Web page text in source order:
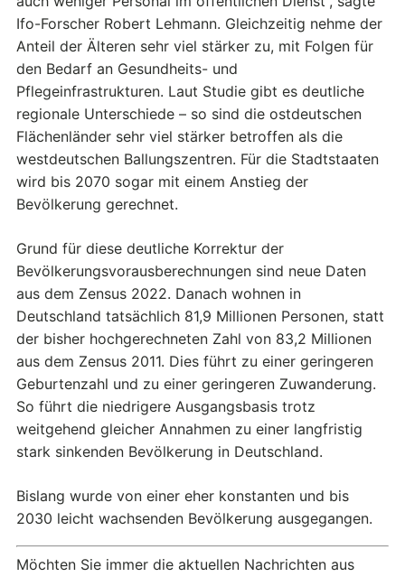
Ifo-Forscher Robert Lehmann. Gleichzeitig nehme der
Anteil der Älteren sehr viel stärker zu, mit Folgen für
den Bedarf an Gesundheits- und
Pflegeinfrastrukturen. Laut Studie gibt es deutliche
regionale Unterschiede – so sind die ostdeutschen
Flächenländer sehr viel stärker betroffen als die
westdeutschen Ballungszentren. Für die Stadtstaaten
wird bis 2070 sogar mit einem Anstieg der
Bevölkerung gerechnet.
Grund für diese deutliche Korrektur der
Bevölkerungsvorausberechnungen sind neue Daten
aus dem Zensus 2022. Danach wohnen in
Deutschland tatsächlich 81,9 Millionen Personen, statt
der bisher hochgerechneten Zahl von 83,2 Millionen
aus dem Zensus 2011. Dies führt zu einer geringeren
Geburtenzahl und zu einer geringeren Zuwanderung.
So führt die niedrigere Ausgangsbasis trotz
weitgehend gleicher Annahmen zu einer langfristig
stark sinkenden Bevölkerung in Deutschland.
Bislang wurde von einer eher konstanten und bis
2030 leicht wachsenden Bevölkerung ausgegangen.
Möchten Sie immer die aktuellen Nachrichten aus